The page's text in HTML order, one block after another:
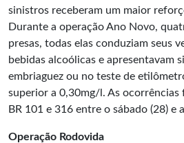
sinistros receberam um maior
Durante a operação Ano Novo,
presas, todas elas conduziam seus
bebidas alcoólicas e apresentavam
embriaguez ou no teste de
superior a 0,30mg/l. As ocorrências
BR 101 e 316 entre o sábado (28) e
Operação Rodovida